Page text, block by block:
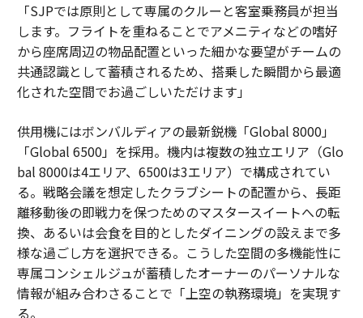
「SJPでは原則として専属のクルーと客室乗務員が担当
します。フライトを重ねることでアメニティなどの嗜好
から座席周辺の物品配置といった細かな要望がチームの
共通認識として蓄積されるため、搭乗した瞬間から最適
化された空間でお過ごしいただけます」
供用機にはボンバルディアの最新鋭機「Global 8000」
「Global 6500」を採用。機内は複数の独立エリア（Glo
bal 8000は4エリア、6500は3エリア）で構成されてい
る。戦略会議を想定したクラブシートの配置から、長距
離移動後の即戦力を保つためのマスタースイートへの転
換、あるいは会食を目的としたダイニングの設えまで多
様な過ごし方を選択できる。こうした空間の多機能性に
専属コンシェルジュが蓄積したオーナーのパーソナルな
情報が組み合わさることで「上空の執務環境」を実現す
る。